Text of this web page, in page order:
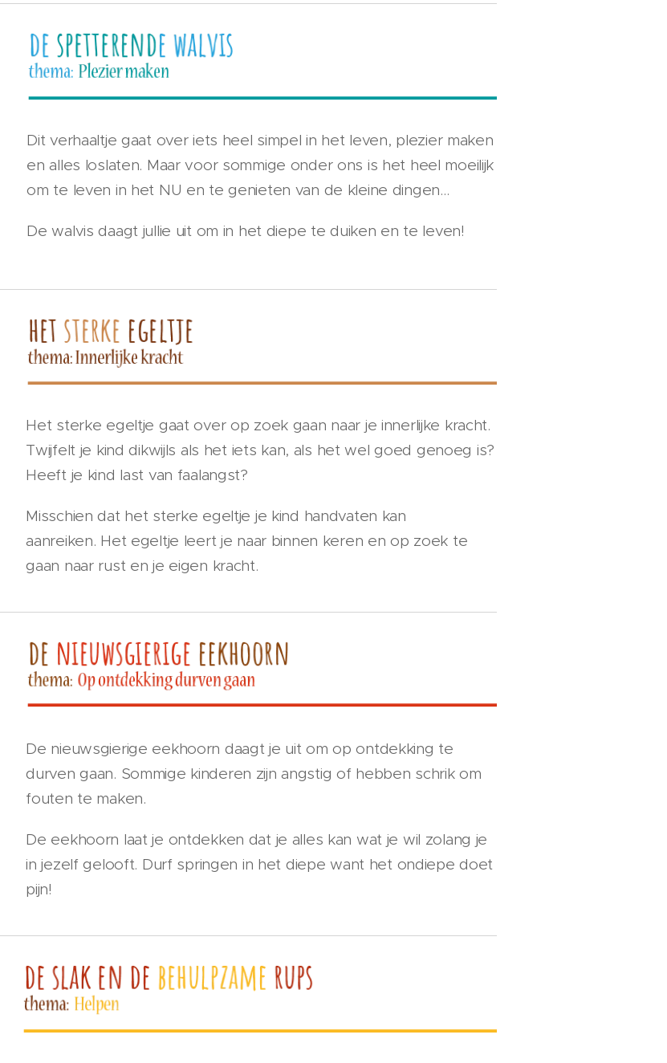
Dit verhaaltje gaat over iets heel simpel in het leven, plezier maken
en alles loslaten. Maar voor sommige onder ons is het heel moeilijk
om te leven in het NU en te genieten van de kleine dingen…
De walvis daagt jullie uit om in het diepe te duiken en te leven!
Het sterke egeltje gaat over op zoek gaan naar je innerlijke kracht.
Twijfelt je kind dikwijls als het iets kan, als het wel goed genoeg is?
Heeft je kind last van faalangst?
Misschien dat het sterke egeltje je kind handvaten kan
aanreiken. Het egeltje leert je naar binnen keren en op zoek te
gaan naar rust en je eigen kracht.
De nieuwsgierige eekhoorn daagt je uit om op ontdekking te
durven gaan. Sommige kinderen zijn angstig of hebben schrik om
fouten te maken.
De eekhoorn laat je ontdekken dat je alles kan wat je wil zolang je
in jezelf gelooft. Durf springen in het diepe want het ondiepe doet
pijn!